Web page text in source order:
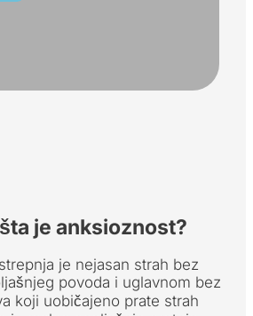
je anksioznost?
je nejasan strah bez
povoda i uglavnom bez
koji uobičajeno prate strah